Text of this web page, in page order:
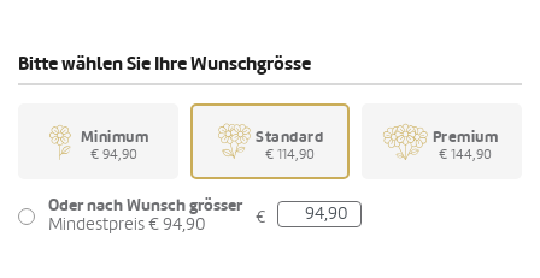
Bitte wählen Sie Ihre Wunschgrösse
Minimum
€ 94,90
Standard
€ 114,90
Premium
€ 144,90
Oder nach Wunsch grösser
Mindestpreis € 94,90
€